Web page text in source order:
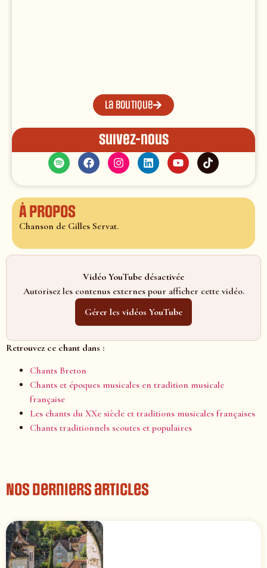
La boutique
Suivez-nous
À propos
Chanson de Gilles Servat.
Vidéo YouTube désactivée
Autorisez les contenus externes pour afficher cette vidéo.
Gérer les vidéos YouTube
Retrouvez ce chant dans :
Chants Breton
Chants et époques musicales en tradition musicale
française
Les chants du XXe siècle et traditions musicales françaises
Chants traditionnels scoutes et populaires
Nos derniers articles